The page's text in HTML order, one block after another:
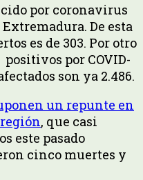
por coronavirus
De esta
es de 303. Por otro
por COVID-
son ya 2.486.
un repunte en
, que casi
este pasado
cinco muertes y